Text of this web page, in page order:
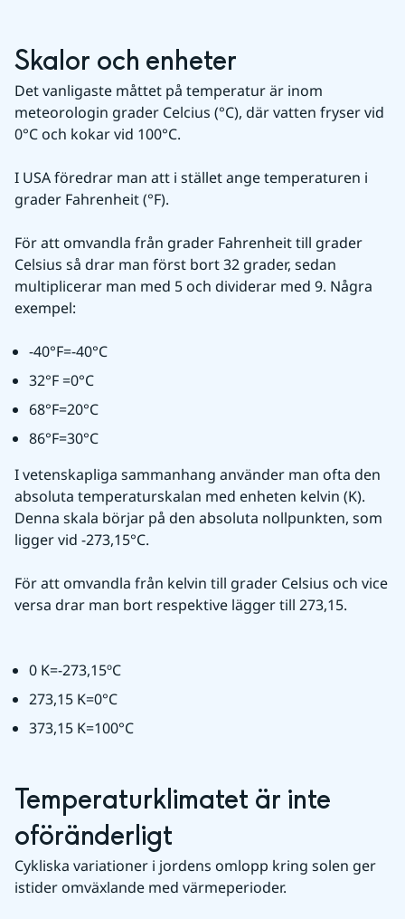
Skalor och enheter
Det vanligaste måttet på temperatur är inom
meteorologin grader Celcius (°C), där vatten fryser vid
0°C och kokar vid 100°C.
I USA föredrar man att i stället ange temperaturen i
grader Fahrenheit (°F).
För att omvandla från grader Fahrenheit till grader
Celsius så drar man först bort 32 grader, sedan
multiplicerar man med 5 och dividerar med 9. Några
exempel:
-40°F=-40°C
32°F =0°C
68°F=20°C
86°F=30°C
I vetenskapliga sammanhang använder man ofta den
absoluta temperaturskalan med enheten kelvin (K).
Denna skala börjar på den absoluta nollpunkten, som
ligger vid -273,15°C.
För att omvandla från kelvin till grader Celsius och vice
versa drar man bort respektive lägger till 273,15.
0 K=-273,15ºC
273,15 K=0°C
373,15 K=100°C
Temperaturklimatet är inte
oföränderligt
Cykliska variationer i jordens omlopp kring solen ger
istider omväxlande med värmeperioder.